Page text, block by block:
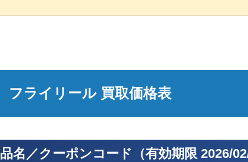
ハーディ フライリール
ハーデ
フライリール 買取価格表
品名／クーポンコード（有効期限 2026/02/